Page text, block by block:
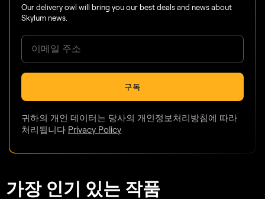
Our delivery owl will bring you our best deals and news about
Skylum news.
구독
귀하의 개인 데이터는 당사의 개인정보처리방침에 따라
처리됩니다 Privacy Policy
가장 인기 있는 작품